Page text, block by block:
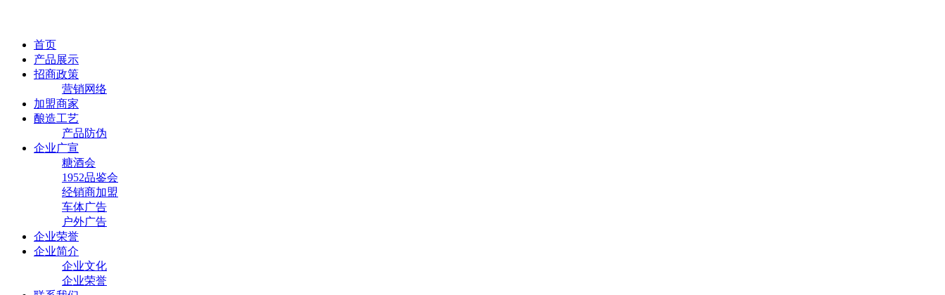
首页
产品展示
招商政策
营销网络
加盟商家
酿造工艺
产品防伪
企业广宣
糖酒会
1952品鉴会
经销商加盟
车体广告
户外广告
企业荣誉
企业简介
企业文化
企业荣誉